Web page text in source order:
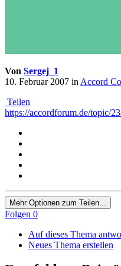
Von Sergej_1
10. Februar 2007 in Accord
Teilen
https://accordforum.de/topic/
Mehr Optionen zum Teilen...
Folgen 0
Auf dieses Thema
Neues Thema erstellen